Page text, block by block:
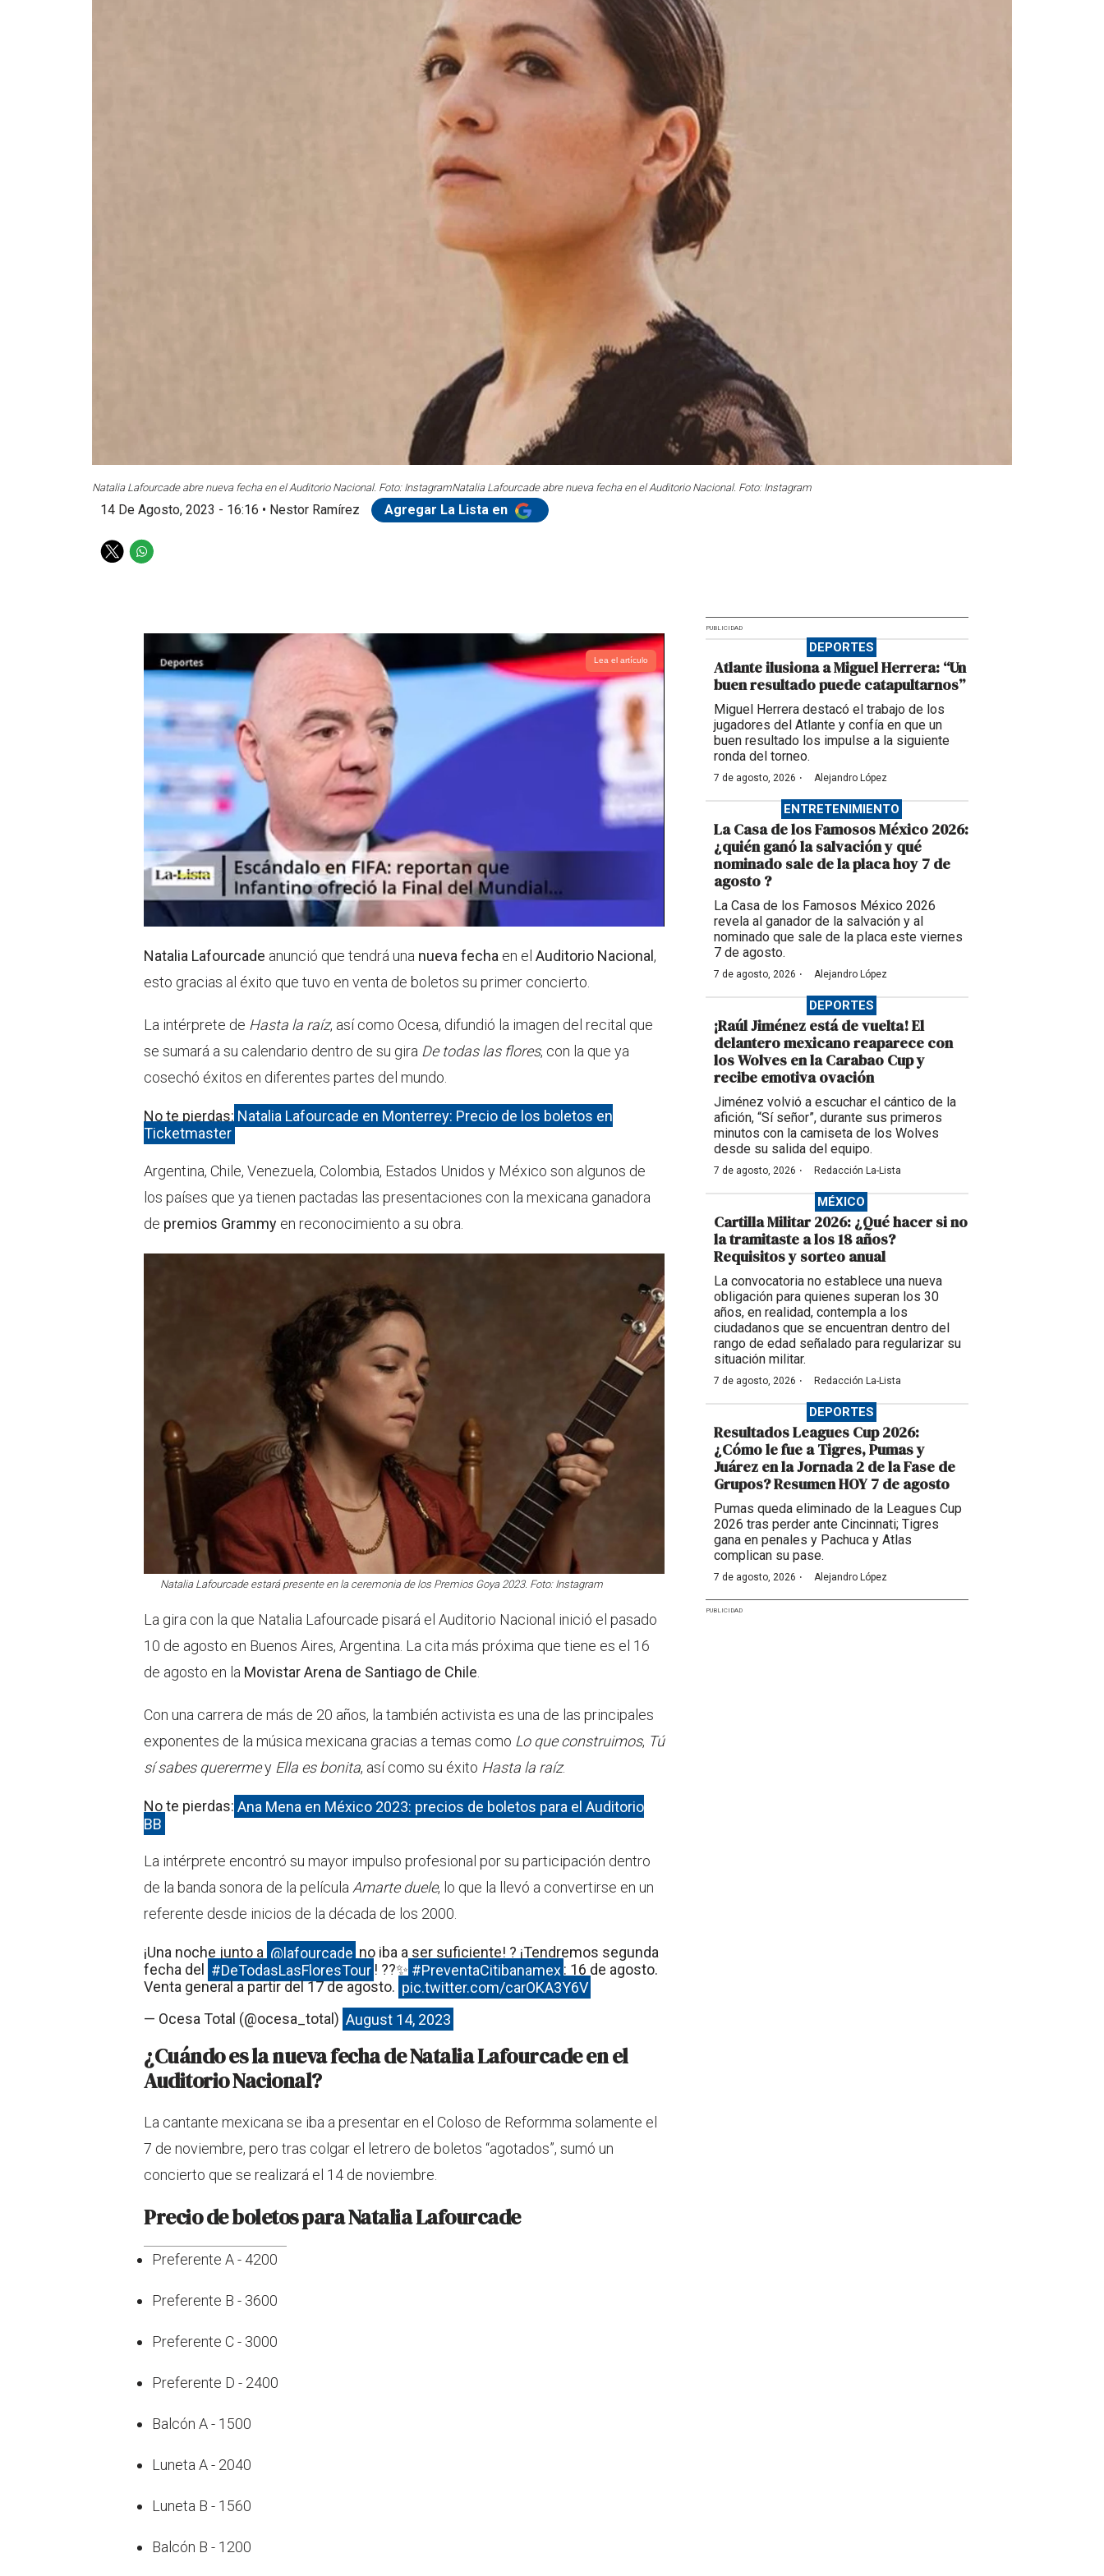
Natalia Lafourcade abre nueva fecha en el Auditorio Nacional. Foto: InstagramNatalia Lafourcade abre nueva fecha en el Auditorio Nacional. Foto: Instagram
14 De Agosto, 2023 - 16:16 • Nestor Ramírez Agregar La Lista en
T
W
p
Lea el artículo
Natalia Lafourcade anunció que tendrá una nueva fecha en el Auditorio Nacional,
esto gracias al éxito que tuvo en venta de boletos su primer concierto.
La intérprete de Hasta la raíz, así como Ocesa, difundió la imagen del recital que
se sumará a su calendario dentro de su gira De todas las flores, con la que ya
cosechó éxitos en diferentes partes del mundo.
No te pierdas: Natalia Lafourcade en Monterrey: Precio de los boletos en
Ticketmaster
Argentina, Chile, Venezuela, Colombia, Estados Unidos y México son algunos de
los países que ya tienen pactadas las presentaciones con la mexicana ganadora
de premios Grammy en reconocimiento a su obra.
Natalia Lafourcade estará presente en la ceremonia de los Premios Goya 2023. Foto: Instagram
La gira con la que Natalia Lafourcade pisará el Auditorio Nacional inició el pasado
10 de agosto en Buenos Aires, Argentina. La cita más próxima que tiene es el 16
de agosto en la Movistar Arena de Santiago de Chile
Con una carrera de más de 20 años, la también activista es una de las principales
exponentes de la música mexicana gracias a temas como Lo que construimos, Tú
sí sabes querermey Ella es bonita, así como su éxito Hasta la raíz.
No te pierdas: Ana Mena en México 2023: precios de boletos para el Auditorio
BB
La intérprete encontró su mayor impulso profesional por su participación dentro
de la banda sonora de la película Amarte duele, lo que la llevó a convertirse en un
referente desde inicios de la década de los 2000.
¡Una noche junto a @lafourcade no iba a ser suficiente! ? ¡Tendremos segunda
fecha del
#DeTodasLasFloresTour ! ??✨ #PreventaCitibanamex : 16 de agosto.
Venta general a partir del 17 de agosto. pic.twitter.com/carOKA3Y6V
— Ocesa Total (@ocesa_total) August 14, 2023
¿Cuándo es la nueva fecha de Natalia Lafourcade en el
Auditorio Nacional?
La cantante mexicana se iba a presentar en el Coloso de Reformma solamente el
7 de noviembre, pero tras colgar el letrero de boletos “agotados”, sumó un
concierto que se realizará el 14 de noviembre.
Precio de boletos para Natalia Lafourcade
Preferente A - 4200
Preferente B - 3600
Preferente C - 3000
Preferente D - 2400
Balcón A - 1500
Luneta A - 2040
Luneta B - 1560
Balcón B - 1200
PUBLICIDAD
DEPORTES
Atlante ilusiona a Miguel Herrera: “Un
buen resultado puede catapultarnos”
Miguel Herrera destacó el trabajo de los
jugadores del Atlante y confía en que un
buen resultado los impulse a la siguiente
ronda del torneo.
7 de agosto, 2026 · Alejandro López
ENTRETENIMIENTO
La Casa de los Famosos México 2026:
¿quién ganó la salvación y qué
nominado sale de la placa hoy 7 de
agosto ?
La Casa de los Famosos México 2026
revela al ganador de la salvación y al
nominado que sale de la placa este viernes
7 de agosto.
7 de agosto, 2026 · Alejandro López
DEPORTES
¡Raúl Jiménez está de vuelta! El
delantero mexicano reaparece con
los Wolves en la Carabao Cup y
recibe emotiva ovación
Jiménez volvió a escuchar el cántico de la
afición, “Sí señor”, durante sus primeros
minutos con la camiseta de los Wolves
desde su salida del equipo.
7 de agosto, 2026 · Redacción La-Lista
MÉXICO
Cartilla Militar 2026: ¿Qué hacer si no
la tramitaste a los 18 años?
Requisitos y sorteo anual
La convocatoria no establece una nueva
obligación para quienes superan los 30
años, en realidad, contempla a los
ciudadanos que se encuentran dentro del
rango de edad señalado para regularizar su
situación militar.
7 de agosto, 2026 · Redacción La-Lista
DEPORTES
Resultados Leagues Cup 2026:
¿Cómo le fue a Tigres, Pumas y
Juárez en la Jornada 2 de la Fase de
Grupos? Resumen HOY 7 de agosto
Pumas queda eliminado de la Leagues Cup
2026 tras perder ante Cincinnati; Tigres
gana en penales y Pachuca y Atlas
complican su pase.
7 de agosto, 2026 · Alejandro López
PUBLICIDAD